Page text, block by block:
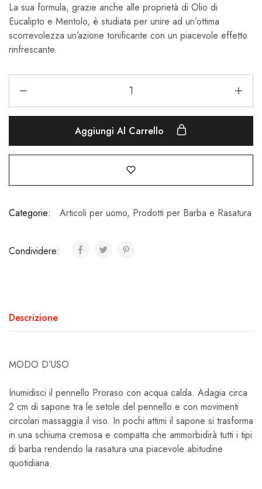
La sua formula, grazie anche alle proprietà di Olio di
Eucalipto e Mentolo, è studiata per unire ad un’ottima
scorrevolezza un’azione tonificante con un piacevole effetto
rinfrescante.
Aggiungi Al Carrello
Categorie: Articoli per uomo, Prodotti per Barba e Rasatura
Condividere:
Descrizione
MODO D’USO
Inumidisci il pennello Proraso con acqua calda. Adagia circa
2 cm di sapone tra le setole del pennello e con movimenti
circolari massaggia il viso. In pochi attimi il sapone si trasforma
in una schiuma cremosa e compatta che ammorbidirà tutti i tipi
di barba rendendo la rasatura una piacevole abitudine
quotidiana.